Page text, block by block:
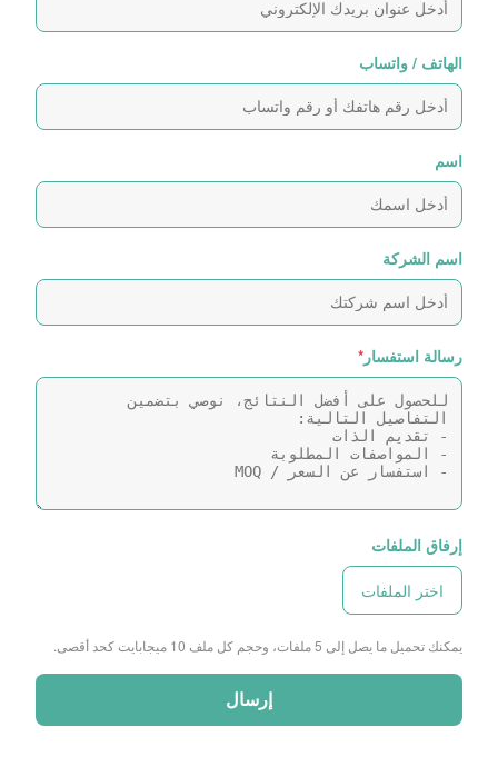
الهاتف / واتساب
اسم
اسم الشركة
رسالة استفسار *
إرفاق الملفات
اختر الملفات
يمكنك تحميل ما يصل إلى 5 ملفات، وحجم كل ملف 10 ميجابايت كحد أقصى.
إرسال